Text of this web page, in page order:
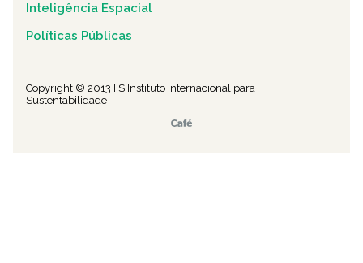
Inteligência Espacial
Políticas Públicas
Copyright © 2013 IIS Instituto Internacional para
Sustentabilidade